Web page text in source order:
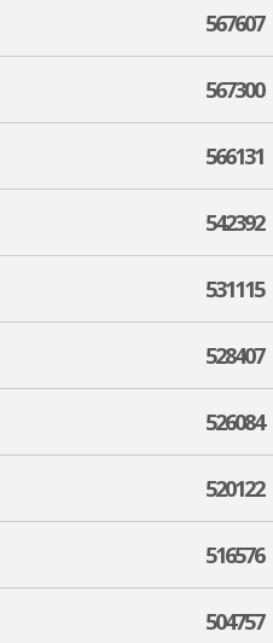
567607
567300
566131
542392
531115
528407
526084
520122
516576
504757